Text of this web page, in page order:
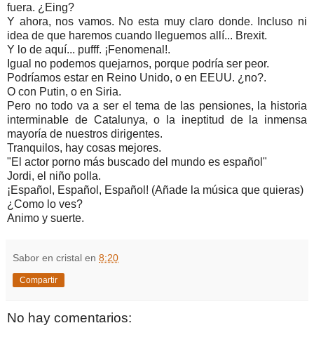
fuera. ¿Eing?
Y ahora, nos vamos. No esta muy claro donde. Incluso ni
idea de que haremos cuando lleguemos allí... Brexit.
Y lo de aquí... pufff. ¡Fenomenal!.
Igual no podemos quejarnos, porque podría ser peor.
Podríamos estar en Reino Unido, o en EEUU. ¿no?.
O con Putin, o en Siria.
Pero no todo va a ser el tema de las pensiones, la historia
interminable de Catalunya, o la ineptitud de la inmensa
mayoría de nuestros dirigentes.
Tranquilos, hay cosas mejores.
"El actor porno más buscado del mundo es español"
Jordi, el niño polla.
¡Español, Español, Español! (Añade la música que quieras)
¿Como lo ves?
Animo y suerte.
Sabor en cristal en 8:20
Compartir
No hay comentarios: